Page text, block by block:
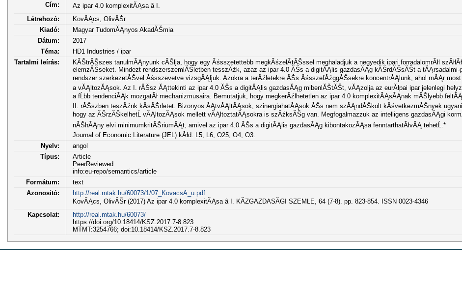
Cím:
Az ipar 4.0 komplexitĂĄsa â I.
Létrehozó:
KovĂĄcs, OlivĂŠr
Kiadó:
Magyar TudomĂĄnyos AkadĂŠmia
Dátum:
2017
Téma:
HD1 Industries / ipar
Tartalmi leírás:
KĂŠtrĂŠszes tanulmĂĄnyunk cĂŠlja, hogy egy Ăśsszetettebb megkĂśzelĂ­tĂŠssel meghaladjuk a negyedik ipari forradalomrĂłl
elemzĂŠseket. Mindezt rendszerszemlĂŠletben tesszĂźk, azaz az ipar 4.0 ĂŠs a digitĂĄlis gazdasĂĄg kĂŠrdĂŠsĂŠt a tĂĄrsadalmi-
rendszer szerkezetĂŠvel Ăśsszevetve vizsgĂĄljuk. Azokra a terĂźletekre ĂŠs ĂśsszefĂźggĂŠsekre koncentrĂĄlunk, ahol mĂĄr most
a vĂĄltozĂĄsok. Az I. rĂŠsz ĂĄttekinti az ipar 4.0 ĂŠs a digitĂĄlis gazdasĂĄg mibenlĂŠtĂŠt, vĂĄzolja az eurĂłpai ipar jelenlegi
a fĹbb tendenciĂĄk mozgatĂł mechanizmusaira. Bemutatjuk, hogy megkerĂźlhetetlen az ipar 4.0 komplexitĂĄsĂĄnak mĂŠlyebb
II. rĂŠszben teszĂźnk kĂ­sĂŠrletet. Bizonyos ĂĄtvĂĄltĂĄsok, szinergiahatĂĄsok ĂŠs nem szĂĄndĂŠkolt kĂśvetkezmĂŠnyek
hogy az ĂŠrzĂŠkelhetĹ vĂĄltozĂĄsok mellett vĂĄltoztatĂĄsokra is szĂźksĂŠg van. Megfogalmazzuk az intelligens gazdasĂĄgi
nĂŠhĂĄny elvi minimumkritĂŠriumĂĄt, amivel az ipar 4.0 ĂŠs a digitĂĄlis gazdasĂĄg kibontakozĂĄsa fenntarthatĂłvĂĄ tehetĹ.*
Journal of Economic Literature (JEL) kĂłd: L5, L6, O25, O4, O3.
Nyelv:
angol
Típus:
Article
PeerReviewed
info:eu-repo/semantics/article
Formátum:
text
Azonosító:
http://real.mtak.hu/60073/1/07_KovacsA_u.pdf
KovĂĄcs, OlivĂŠr (2017) Az ipar 4.0 komplexitĂĄsa â I. KĂZGAZDASĂGI SZEMLE, 64 (7-8). pp. 823-854. ISSN 0023-4346
Kapcsolat:
http://real.mtak.hu/60073/
https://doi.org/10.18414/KSZ.2017.7-8.823
MTMT:3254766; doi:10.18414/KSZ.2017.7-8.823